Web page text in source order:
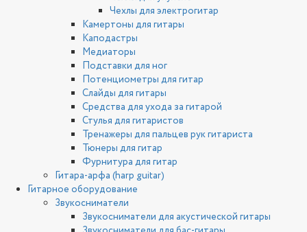
Чехлы для электрогитар
Камертоны для гитары
Каподастры
Медиаторы
Подставки для ног
Потенциометры для гитар
Слайды для гитары
Средства для ухода за гитарой
Стулья для гитаристов
Тренажеры для пальцев рук гитариста
Тюнеры для гитар
Фурнитура для гитар
Гитара-арфа (harp guitar)
Гитарное оборудование
Звукосниматели
Звукосниматели для акустической гитары